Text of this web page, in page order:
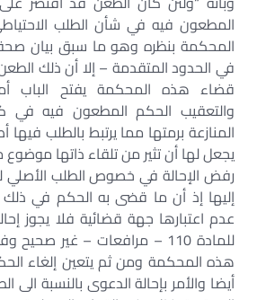
المطعون فيه في شأن الطلب
المحكمة بنظره وهو ما سبق بيان
في الحدود المتقدمة – إلا أن ذلك
قضاء هذه المحكمة يفتح الباب
والتعقيب الحكم المطعون فيه
المنازعة برمتها مما يرتبط بالطلب فيها
يجعل لها أن تثير من تلقاء ذاتها
رفض الإحالة في خصوص الطلب الأصلي
إليها إذ أن ما قضى به الحكم في
عدم اعتبارها جهة قضائية فلا يجوز
للمادة 110 – مرافعات – غير
هذه المحكمة ومن ثم يتعين إلغاء
أيضا والأمر بإحالة الدعوى بالنسبة الى